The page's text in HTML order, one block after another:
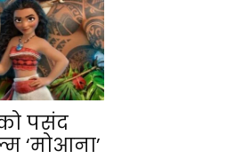
पसंद
‘मोआना’